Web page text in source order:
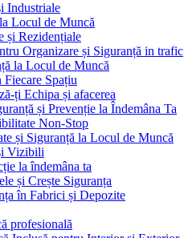
Industriale
Locul de Muncă
și Rezidențiale
Organizare și Siguranță in trafic
la Locul de Muncă
Fiecare Spațiu
ți Echipa și afacerea
și Prevenție la Îndemâna Ta
Non-Stop
și Siguranță la Locul de Muncă
Vizibili
la îndemâna ta
și Crește Siguranța
în Fabrici și Depozite
profesională